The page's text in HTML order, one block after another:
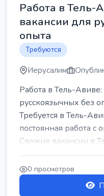
Работа в Тель-
вакансии для
опыта
Требуются
Иерусалим
Работа в Тель-
русскоязычных без
Требуется в Тель-
постоянная работа с
Свежие вакансии в
женщин от хозя...
0 просмотров